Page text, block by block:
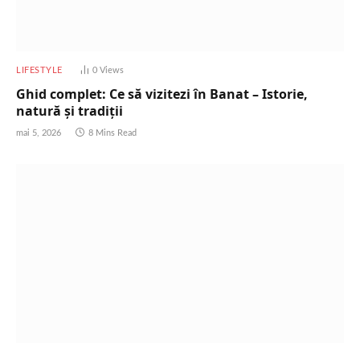
LIFESTYLE 0 Views
Ghid complet: Ce să vizitezi în Banat – Istorie,
natură și tradiții
mai 5, 2026 8 Mins Read